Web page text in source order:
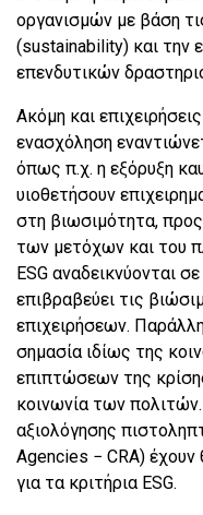
οργανισμών με βάση
(sustainability) και την
επενδυτικών
Ακόμη και
ενασχόληση
όπως π.χ. η εξόρυξη
υιοθετήσουν
στη βιωσιμότητα,
των μετόχων και του
ESG αναδεικνύονται
επιβραβεύει τις
επιχειρήσεων.
σημασία ιδίως της
επιπτώσεων της
κοινωνία των πολιτών.
αξιολόγησης
Agencies − CRA) έχουν
για τα κριτήρια ESG.